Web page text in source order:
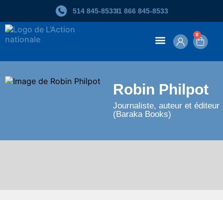
514 845‑85331 866 845‑8533
0
Robin Philpot
Journaliste, auteur et éditeur
(Baraka Books)